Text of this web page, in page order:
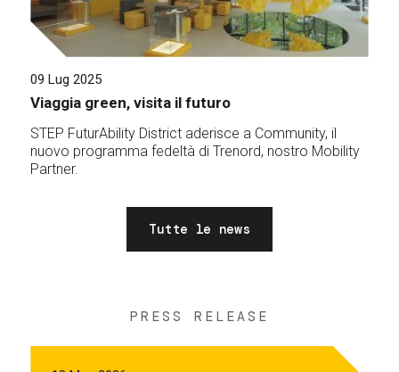
09 Lug 2025
Viaggia green, visita il futuro
STEP FuturAbility District aderisce a Community, il
nuovo programma fedeltà di Trenord, nostro Mobility
Partner.
Tutte le news
PRESS RELEASE